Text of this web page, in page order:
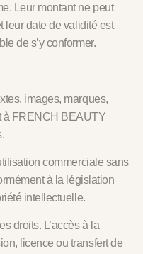
Leur montant ne peut
leur date de validité est
de s’y conformer.
images, marques,
à FRENCH BEAUTY
commerciale sans
à la législation
intellectuelle.
droits. L’accès à la
licence ou transfert de